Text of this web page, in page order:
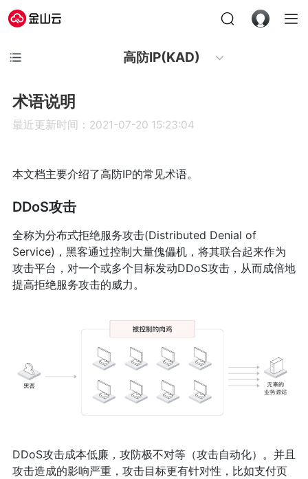
高防IP(KAD)
术语说明
最近更新时间：2021-07-20 15:23:04
本文档主要介绍了高防IP的常见术语。
DDoS攻击
全称为分布式拒绝服务攻击(Distributed Denial of
Service)，黑客通过控制大量傀儡机，将其联合起来作为
攻击平台，对一个或多个目标发动DDoS攻击，从而成倍地
提高拒绝服务攻击的威力。
DDoS攻击成本低廉，攻防极不对等（攻击自动化）。并且
攻击造成的影响严重，攻击目标更有针对性，比如支付页